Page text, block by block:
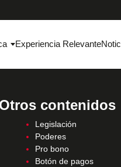
Experiencia Relevante
Otros contenidos
Legislación
Poderes
Pro bono
Botón de pagos